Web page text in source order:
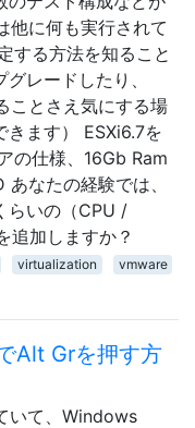
他に何も実行されて
する方法を知ること
レードしたり、
ことさえ気にする場
きます） ESXi6.7を
の仕様、16Gb Ram
なたの経験では、
らいの（CPU /
追加しますか？
virtualization
vmware
Alt Grを押す方
いて、Windows